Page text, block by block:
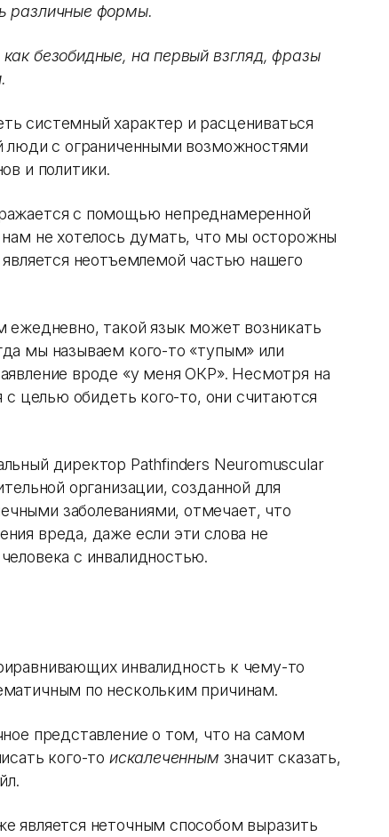
различные формы.
как безобидные, на первый взгляд, фразы
системный характер и расцениваться
люди с ограниченными возможностями
и политики.
с помощью непреднамеренной
не хотелось думать, что мы осторожны
неотъемлемой частью нашего
ежедневно, такой язык может возникать
мы называем кого-то «тупым» или
вроде «у меня ОКР». Несмотря на
с целью обидеть кого-то, они считаются
директор Pathfinders Neuromuscular
организации, созданной для
заболеваниями, отмечает, что
вреда, даже если эти слова не
с инвалидностью.
инвалидность к чему-то
по нескольким причинам.
представление о том, что на самом
кого-то искалеченным значит сказать,
является неточным способом выразить